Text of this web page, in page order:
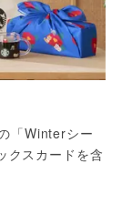
「Winterシー
クスカードを含